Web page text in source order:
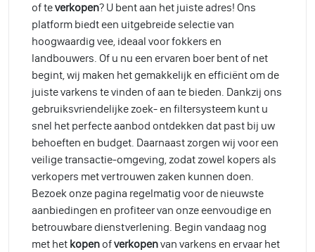
of teverkopen? U bent aan het juiste adres! Ons
platform biedt een uitgebreide selectie van
hoogwaardig vee, ideaal voor fokkers en
landbouwers. Of u nu een ervaren boer bent of net
begint, wij maken het gemakkelijk en efficiënt om de
juiste varkens te vinden of aan te bieden. Dankzij ons
gebruiksvriendelijke zoek- en filtersysteem kunt u
snel het perfecte aanbod ontdekken dat past bij uw
behoeften en budget. Daarnaast zorgen wij voor een
veilige transactie-omgeving, zodat zowel kopers als
verkopers met vertrouwen zaken kunnen doen.
Bezoek onze pagina regelmatig voor de nieuwste
aanbiedingen en profiteer van onze eenvoudige en
betrouwbare dienstverlening. Begin vandaag nog
met het kopen ofverkopenvan varkens en ervaar het